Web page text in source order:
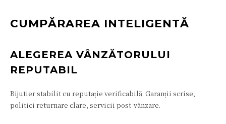
CUMPĂRAREA INTELIGENTĂ
ALEGEREA VÂNZĂTORULUI
REPUTABIL
Bijutier stabilit cu reputație verificabilă. Garanții scrise,
politici returnare clare, servicii post-vânzare.